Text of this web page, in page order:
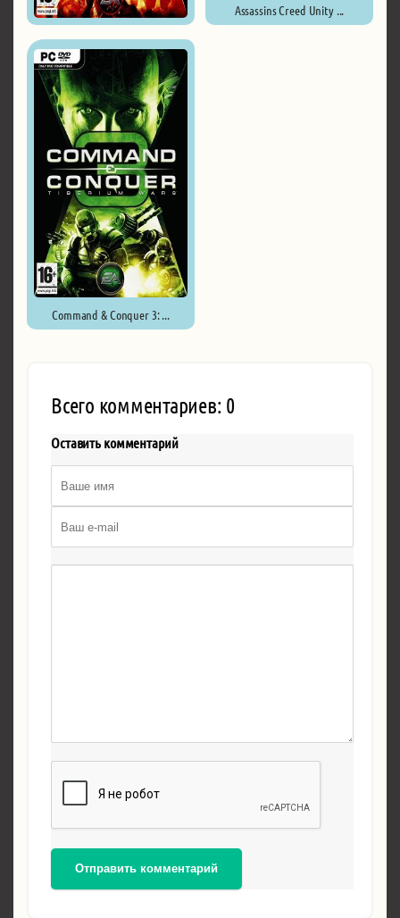
Assassins Creed Unity ...
Command & Conquer 3: ...
Всего комментариев: 0
Оставить комментарий
Отправить комментарий